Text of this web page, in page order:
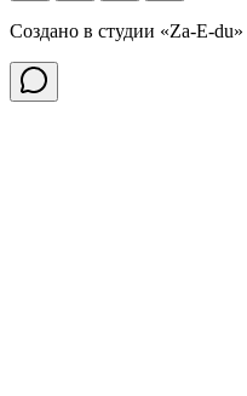
Создано в студии «Za-E-du»